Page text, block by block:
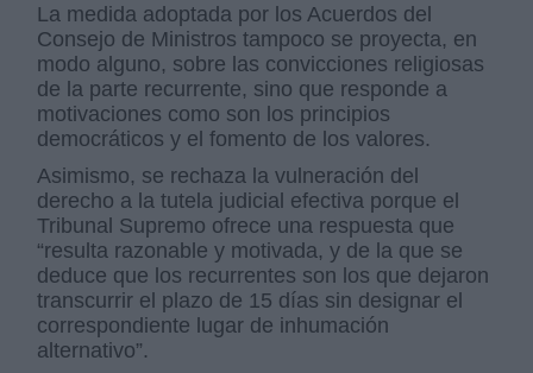
La medida adoptada por los Acuerdos del
Consejo de Ministros tampoco se proyecta, en
modo alguno, sobre las convicciones religiosas
de la parte recurrente, sino que responde a
motivaciones como son los principios
democráticos y el fomento de los valores.
Asimismo, se rechaza la vulneración del
derecho a la tutela judicial efectiva porque el
Tribunal Supremo ofrece una respuesta que
“resulta razonable y motivada, y de la que se
deduce que los recurrentes son los que dejaron
transcurrir el plazo de 15 días sin designar el
correspondiente lugar de inhumación
alternativo”.